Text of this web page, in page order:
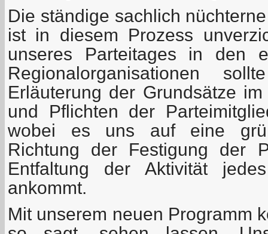
Die ständige sachlich
ist in diesem Prozess
unseres Parteitages in den
Regionalorganisationen
Erläuterung der Grundsätze
und Pflichten der
wobei es uns auf eine
Richtung der Festigung der
Entfaltung der Aktivität
ankommt.
Mit unserem neuen Programm